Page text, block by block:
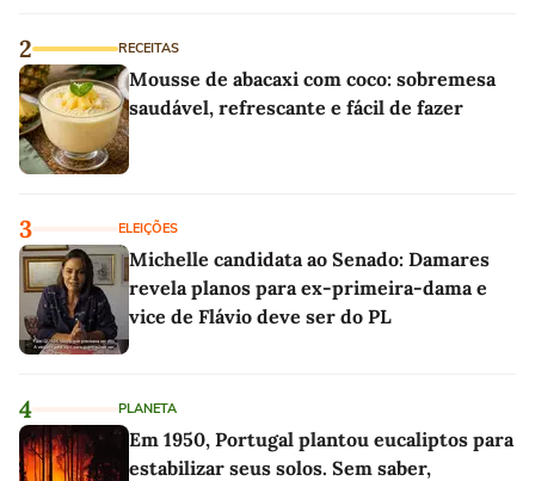
2 RECEITAS
Mousse de abacaxi com coco: sobremesa
saudável, refrescante e fácil de fazer
3 ELEIÇÕES
Michelle candidata ao Senado: Damares
revela planos para ex-primeira-dama e
vice de Flávio deve ser do PL
4 PLANETA
Em 1950, Portugal plantou eucaliptos para
estabilizar seus solos. Sem saber,